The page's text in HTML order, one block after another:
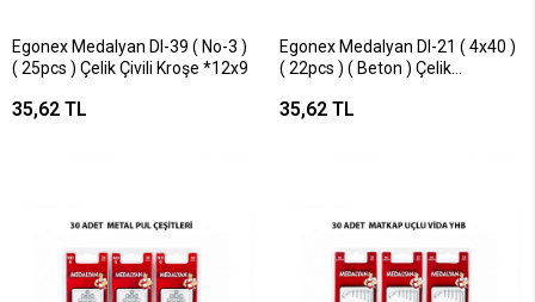
Egonex Medalyan Dl-39 ( No-3 )
( 25pcs ) Çelik Çivili Kroşe *12x9
35,62 TL
Egonex Medalyan Dl-21 ( 4x40 )
( 22pcs ) ( Beton ) Çelik
35,62 TL